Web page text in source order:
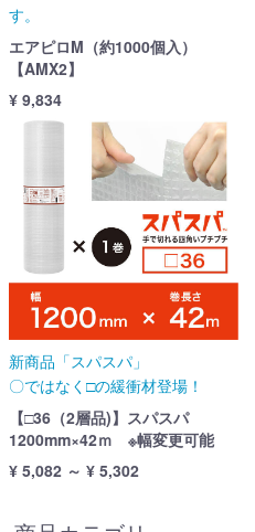
す。
エアピロM（約1000個入）
【AMX2】
¥ 9,834
新商品「スパスパ」
〇ではなく□の緩衝材登場！
【□36（2層品)】スパスパ
1200mm×42ｍ ※幅変更可能
¥ 5,082 ～ ¥ 5,302